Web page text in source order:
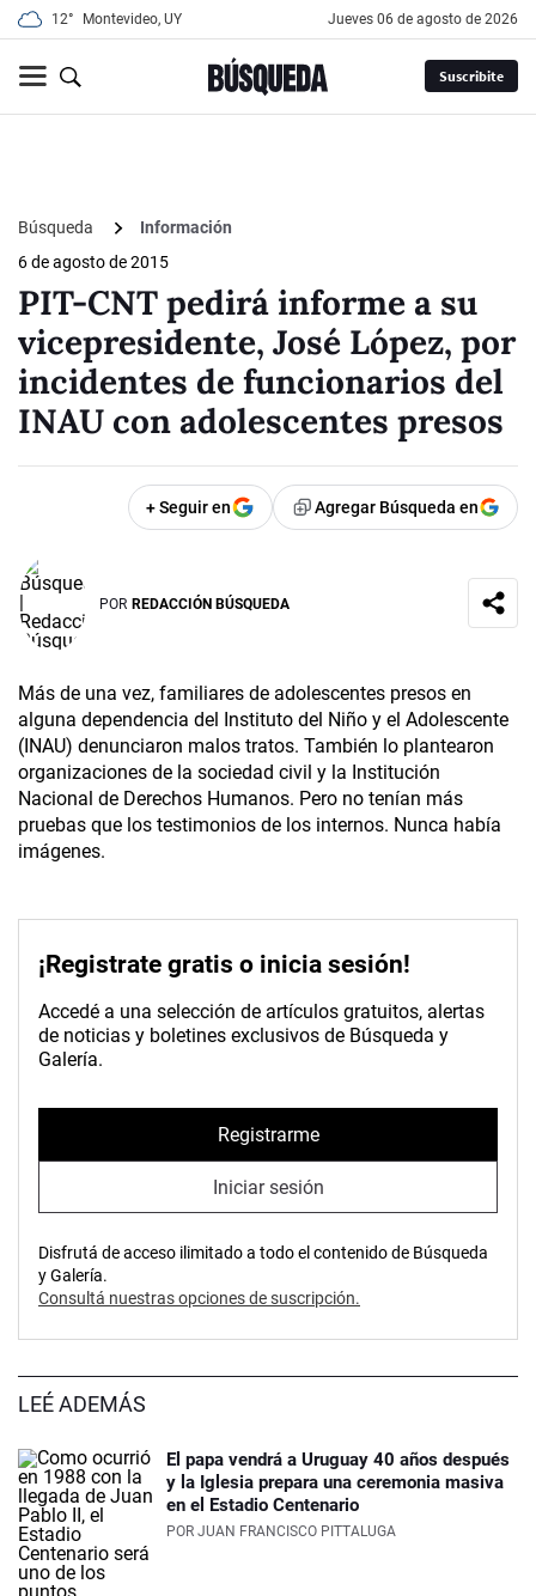
12° Montevideo, UY jueves 06 de agosto de 2026
Suscribite
Búsqueda
Información
6 de agosto de 2015
PIT-CNT pedirá informe a su
vicepresidente, José López, por
incidentes de funcionarios del
INAU con adolescentes presos
+ Seguir en Agregar Búsqueda en
POR REDACCIÓN BÚSQUEDA
Más de una vez, familiares de adolescentes presos en
alguna dependencia del Instituto del Niño y el Adolescente
(INAU) denunciaron malos tratos. También lo plantearon
organizaciones de la sociedad civil y la Institución
Nacional de Derechos Humanos. Pero no tenían más
pruebas que los testimonios de los internos. Nunca había
imágenes.
¡Registrate gratis o inicia sesión!
Accedé a una selección de artículos gratuitos, alertas
de noticias y boletines exclusivos de Búsqueda y
Galería.
Registrarme
Iniciar sesión
Disfrutá de acceso ilimitado a todo el contenido de Búsqueda
y Galería.
Consultá nuestras opciones de suscripción.
LEÉ ADEMÁS
El papa vendrá a Uruguay 40 años después
y la Iglesia prepara una ceremonia masiva
en el Estadio Centenario
POR JUAN FRANCISCO PITTALUGA